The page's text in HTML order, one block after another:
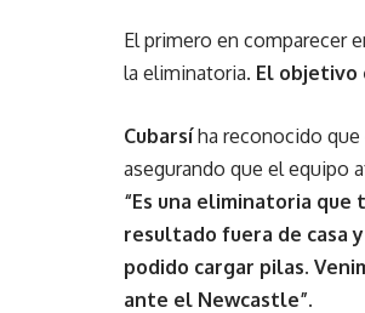
El primero en comparecer
la eliminatoria. El objetivo
Cubarsíha reconocido que
asegurando que el equipo
“Es una eliminatoria que
resultado fuera de casa
podido cargar pilas.
ante el Newcastle”.